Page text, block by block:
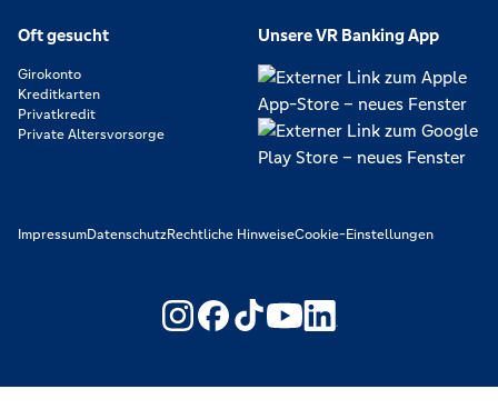
Oft gesucht
Girokonto
Kreditkarten
Privatkredit
Private Altersvorsorge
Unsere VR Banking App
ImpressumDatenschutzRechtliche HinweiseCookie-Einstellungen
https://www.youtube.com/
https://